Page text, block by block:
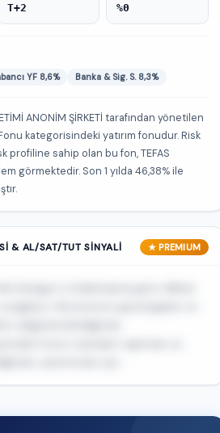
T+2 %0
YF 8,6% Banka & Sig. S. 8,3%
ANONİM ŞİRKETİ tarafından yönetilen
kategorisindeki yatırım fonudur. Risk
profiline sahip olan bu fon, TEFAS
görmektedir. Son 1 yılda 46,38% ile
& AL/SAT/TUT SINYALI ★ PREMIUM
🔒